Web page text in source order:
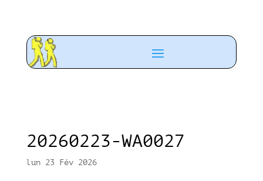
20260223-WA0027
lun 23 Fév 2026